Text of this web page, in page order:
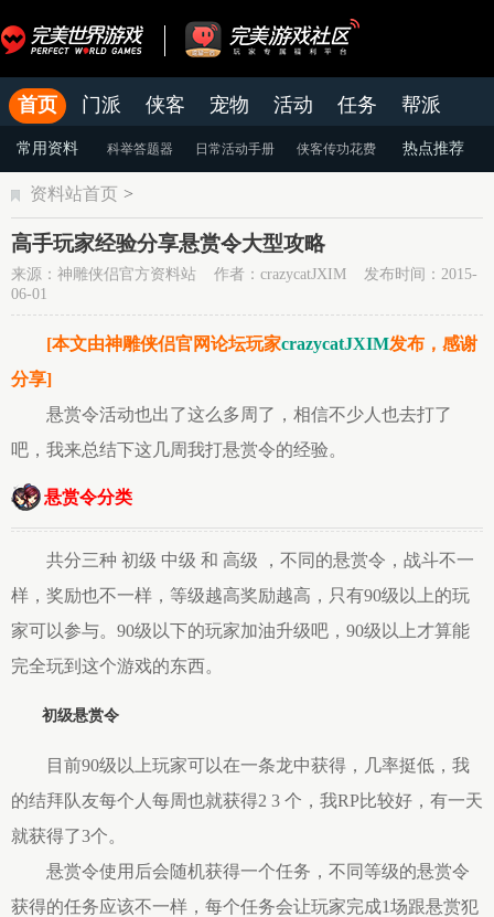
首页 门派 侠客 宠物 活动 任务
帮派
官网
论坛 老虎游戏APP
常用资料 科举答题器 日常活动手册 侠客传功花费 热点推荐
颜色蜕变 天命系统
资料站首页 >
高手玩家经验分享悬赏令大型攻略
来源：神雕侠侣官方资料站 作者：crazycatJXIM 发布时间：2015-
06-01
[本文由神雕侠侣官网论坛玩家crazycatJXIM发布，感谢
分享]
悬赏令活动也出了这么多周了，相信不少人也去打了
吧，我来总结下这几周我打悬赏令的经验。
悬赏令分类
共分三种 初级 中级 和 高级 ，不同的悬赏令，战斗不一
样，奖励也不一样，等级越高奖励越高，只有90级以上的玩
家可以参与。90级以下的玩家加油升级吧，90级以上才算能
完全玩到这个游戏的东西。
初级悬赏令
目前90级以上玩家可以在一条龙中获得，几率挺低，我
的结拜队友每个人每周也就获得2 3 个，我RP比较好，有一天
就获得了3个。
悬赏令使用后会随机获得一个任务，不同等级的悬赏令
获得的任务应该不一样，每个任务会让玩家完成1场跟悬赏犯